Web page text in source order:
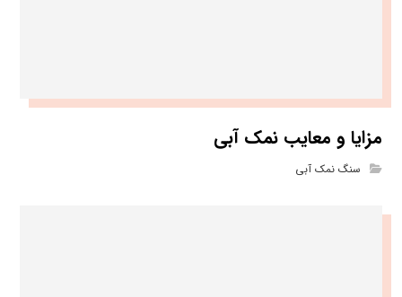
مزایا و معایب نمک آبی
سنگ نمک آبی